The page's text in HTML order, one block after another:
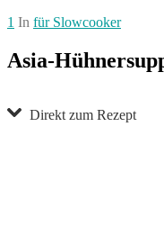
1 In für Slowcooker
Asia-
Direkt zum Rezept